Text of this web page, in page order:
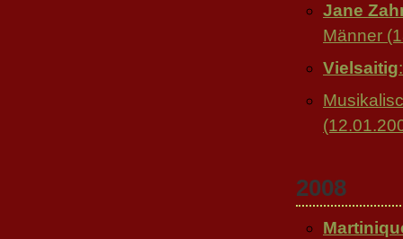
Jane
Männer
Vielsaitig
2008